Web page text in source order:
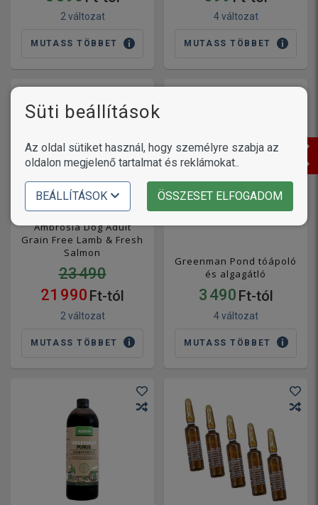
2 változat
MUTASS TÖBBET
4 változat
MUTASS TÖBBET
Ambrosia Dog Adult
Grain Free Lamb & Fresh
Salmon
23 490
21 990 Ft-tól
2 változat
MUTASS TÖBBET
Greenman Pond tóápoló
és algagátló
3 490 Ft-tól
4 változat
MUTASS TÖBBET
Süti beállítások
Az oldal sütiket használ, hogy személyre szabja az
oldalon megjelenő tartalmat és reklámokat..
BEÁLLÍTÁSOK ÖSSZESET ELFOGADOM